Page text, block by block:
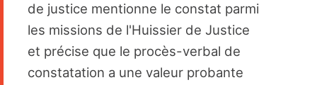
de justice mentionne le constat parmi
les missions de l'Huissier de Justice
et précise que le procès-verbal de
constatation a une valeur probante